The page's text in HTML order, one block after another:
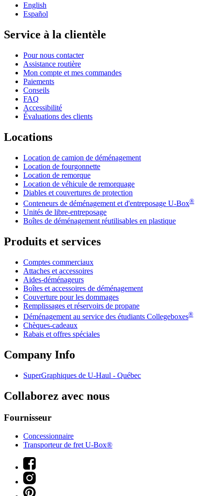
English
Español
Service à la clientèle
Pour nous contacter
Assistance routière
Mon compte et mes commandes
Paiements
Conseils
FAQ
Accessibilité
Évaluations des clients
Locations
Location de camion de déménagement
Location de fourgonnette
Location de remorque
Location de véhicule de remorquage
Diables et couvertures de protection
Conteneurs de déménagement et d'entreposage U-Box®
Unités de libre-entreposage
Boîtes de déménagement réutilisables en plastique
Produits et services
Comptes commerciaux
Attaches et accessoires
Aides-déménageurs
Boîtes et accessoires de déménagement
Couverture pour les dommages
Remplissages et réservoirs de propane
Déménagement au service des étudiants Collegeboxes®
Chèques-cadeaux
Rabais et offres spéciales
Company Info
SuperGraphiques de U-Haul - Québec
Collaborez avec nous
Fournisseur
Concessionnaire
Transporteur de fret U-Box®